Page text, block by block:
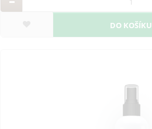
DO KOŠÍKU